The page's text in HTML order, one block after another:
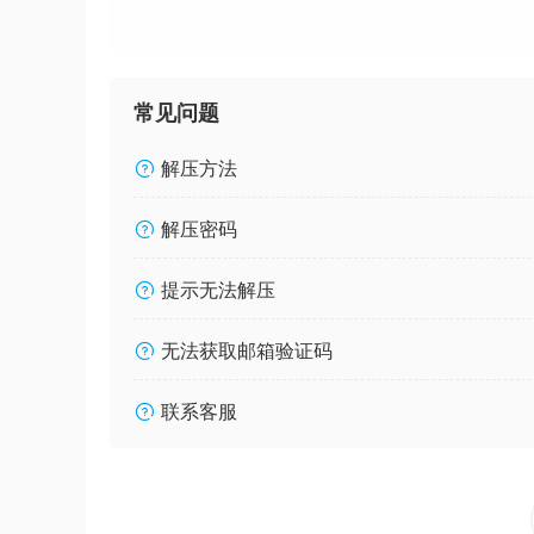
常见问题
解压方法
解压密码
提示无法解压
无法获取邮箱验证码
联系客服